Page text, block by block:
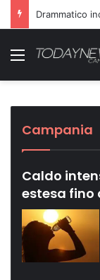
Menu
Cronaca NA
Cronaca NA
Attualità NA
Attualità BN
Attualità SA
Campania
Caldo
estesa fino